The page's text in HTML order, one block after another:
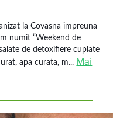
la Covasna impreuna
numit “Weekend de
de detoxifiere cuplate
apa curata, m... Mai